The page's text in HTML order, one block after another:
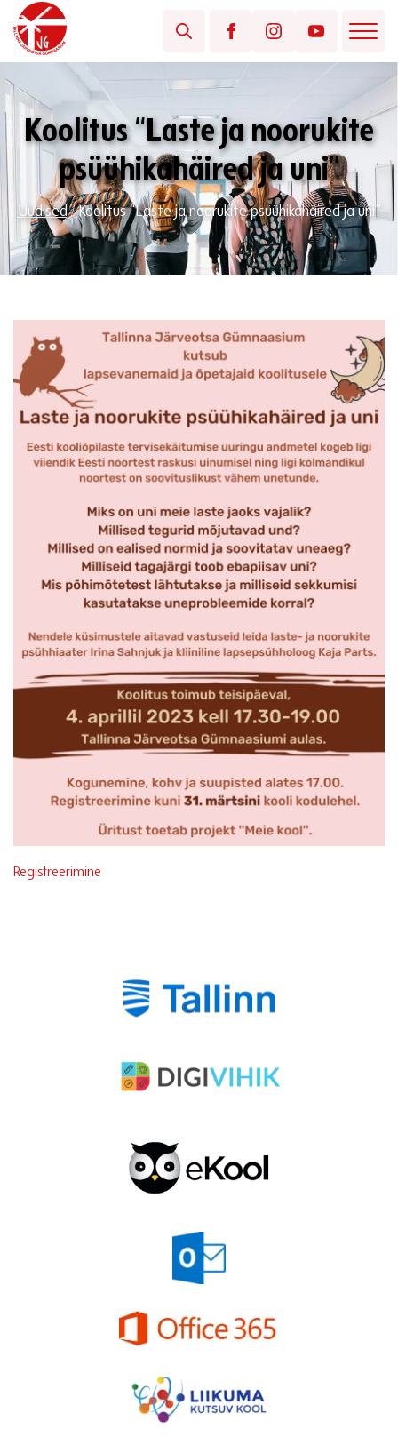
Koolitus “Laste ja noorukite
psüühikahäired ja uni”
Uudised/Koolitus “Laste ja noorukite psüühikahäired ja uni”
Registreerimine